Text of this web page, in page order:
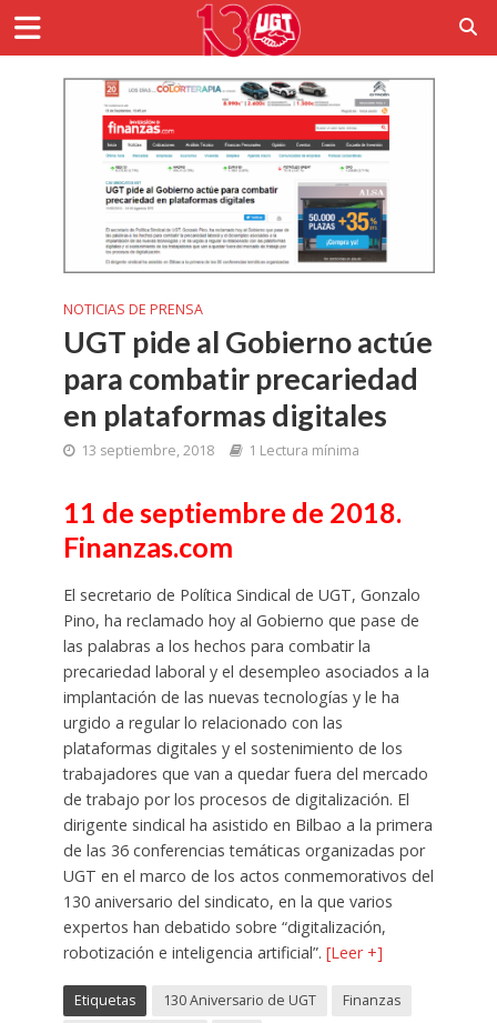
NOTICIAS DE PRENSA
UGT pide al Gobierno actúe
para combatir precariedad
en plataformas digitales
13 septiembre, 2018 1 Lectura mínima
11 de septiembre de 2018.
Finanzas.com
El secretario de Política Sindical de UGT, Gonzalo
Pino, ha reclamado hoy al Gobierno que pase de
las palabras a los hechos para combatir la
precariedad laboral y el desempleo asociados a la
implantación de las nuevas tecnologías y le ha
urgido a regular lo relacionado con las
plataformas digitales y el sostenimiento de los
trabajadores que van a quedar fuera del mercado
de trabajo por los procesos de digitalización. El
dirigente sindical ha asistido en Bilbao a la primera
de las 36 conferencias temáticas organizadas por
UGT en el marco de los actos conmemorativos del
130 aniversario del sindicato, en la que varios
expertos han debatido sobre “digitalización,
robotización e inteligencia artificial”. [Leer +]
Etiquetas 130 Aniversario de UGT
Finanzas